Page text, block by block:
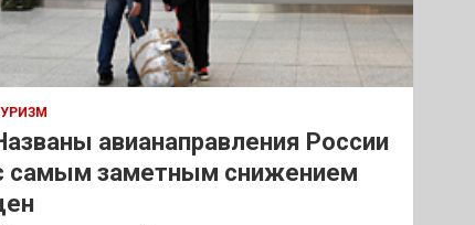
авианаправления России
самым заметным снижением